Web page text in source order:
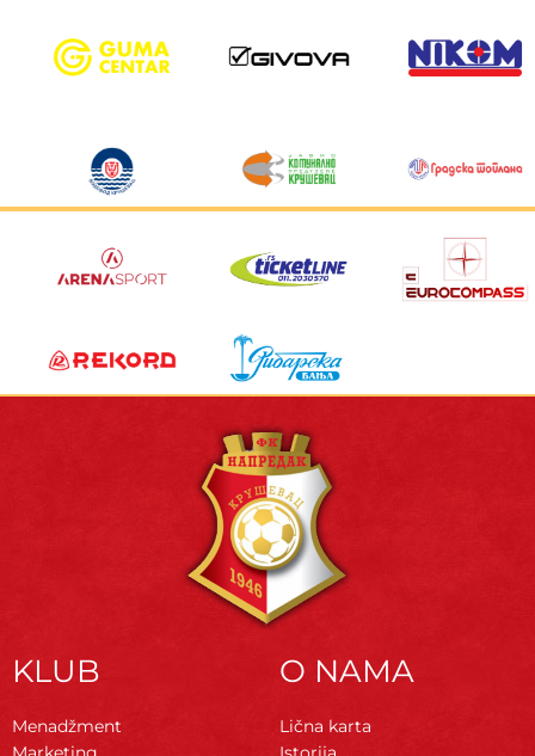
KLUB
Menadžment
O NAMA
Lična karta